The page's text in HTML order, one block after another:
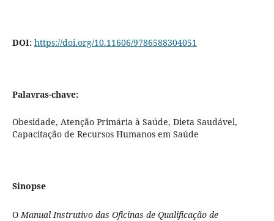
DOI: https://doi.org/10.11606/9786588304051
Palavras-chave:
Obesidade, Atenção Primária à Saúde, Dieta Saudável,
Capacitação de Recursos Humanos em Saúde
Sinopse
OManual Instrutivo das Oficinas de Qualificação de